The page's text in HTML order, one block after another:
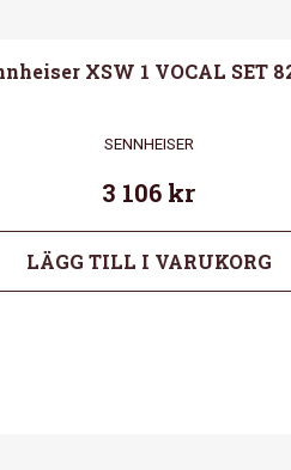
XSW 1 VOCAL SET
SENNHEISER
3 106 kr
LÄGG TILL I VARUKORG